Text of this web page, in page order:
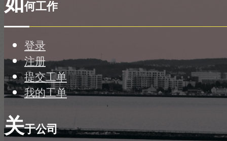
何工作
登录
注册
提交工单
我的工单
关于公司